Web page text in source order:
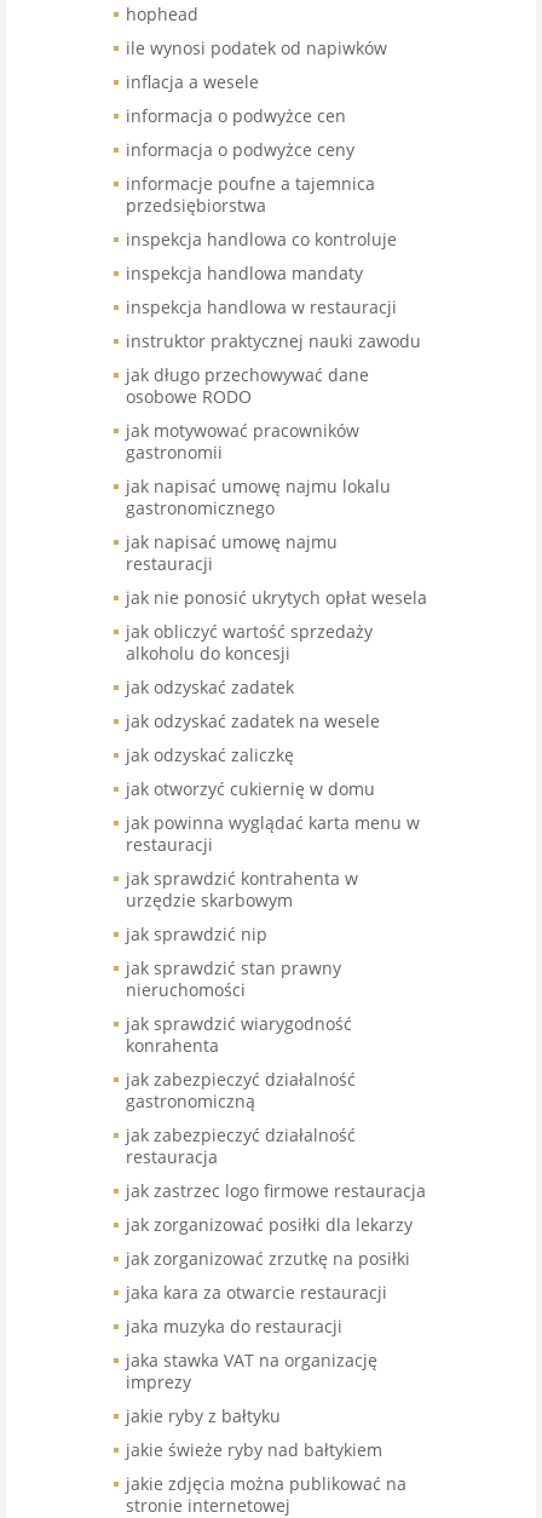
hophead
ile wynosi podatek od napiwków
inflacja a wesele
informacja o podwyżce cen
informacja o podwyżce ceny
informacje poufne a tajemnica
przedsiębiorstwa
inspekcja handlowa co kontroluje
inspekcja handlowa mandaty
inspekcja handlowa w restauracji
instruktor praktycznej nauki zawodu
jak długo przechowywać dane
osobowe RODO
jak motywować pracowników
gastronomii
jak napisać umowę najmu lokalu
gastronomicznego
jak napisać umowę najmu
restauracji
jak nie ponosić ukrytych opłat wesela
jak obliczyć wartość sprzedaży
alkoholu do koncesji
jak odzyskać zadatek
jak odzyskać zadatek na wesele
jak odzyskać zaliczkę
jak otworzyć cukiernię w domu
jak powinna wyglądać karta menu w
restauracji
jak sprawdzić kontrahenta w
urzędzie skarbowym
jak sprawdzić nip
jak sprawdzić stan prawny
nieruchomości
jak sprawdzić wiarygodność
konrahenta
jak zabezpieczyć działalność
gastronomiczną
jak zabezpieczyć działalność
restauracja
jak zastrzec logo firmowe restauracja
jak zorganizować posiłki dla lekarzy
jak zorganizować zrzutkę na posiłki
jaka kara za otwarcie restauracji
jaka muzyka do restauracji
jaka stawka VAT na organizację
imprezy
jakie ryby z bałtyku
jakie świeże ryby nad bałtykiem
jakie zdjęcia można publikować na
stronie internetowej